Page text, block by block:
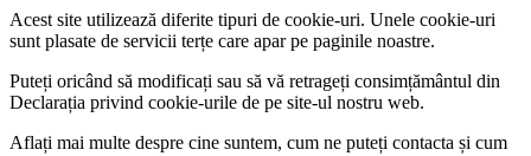
Acest site utilizează diferite tipuri de cookie-uri. Unele cookie-uri
sunt plasate de servicii terțe care apar pe paginile noastre.
Puteți oricând să modificați sau să vă retrageți consimțământul din
Declarația privind cookie-urile de pe site-ul nostru web.
Aflați mai multe despre cine suntem, cum ne puteți contacta și cum